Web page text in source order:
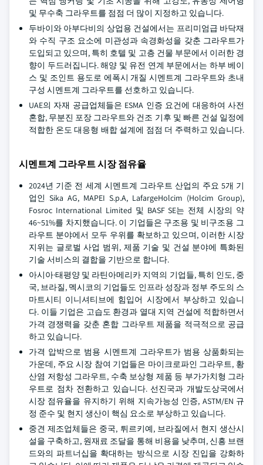
및 무수축 그라우트를 점점 더 많이 지정하고 있습니다.
두바이와 아부다비의 상업용 건설에서는 프리미엄급 바닥재
와 수직 구조 요소에 미관성과 속경화성을 갖춘 그라우트가
도입되고 있으며, 특히 호텔 및 고층 건물 부문에서 이러한 경
향이 두드러집니다. 해양 및 유전 연계 부문에서는 하부 베이
스 및 조인트 용도로 에폭시 개질 시멘트계 그라우트와 초내
구성 시멘트계 그라우트를 선호하고 있습니다.
UAE의 자재 공급업체들은 ESMA 인증 요건에 대응하여 사전
혼합, 무분진 포장 그라우트와 건조 기후 및 빠른 건설 일정에
적합한 온도 대응형 배합 설계에 점점 더 주력하고 있습니다.
시멘트계 그라우트 시장 점유율
2024년 기준 전 세계 시멘트계 그라우트 산업의 주요 5개 기
업인 Sika AG, MAPEI S.p.A, LafargeHolcim (Holcim Group),
Fosroc International Limited 및 BASF SE는 전체 시장의 약
46~51%를 차지했습니다. 이 기업들은 구조용 및 비구조용 그
라우트 분야에서 모두 우위를 확보하고 있으며, 이러한 시장
지위는 글로벌 사업 범위, 제품 기술 및 건설 분야에 특화된
기술 서비스의 결합을 기반으로 합니다.
아시아·태평양 및 라틴아메리카 지역의 기업들, 특히 인도, 중
국, 브라질, 멕시코의 기업들도 인프라 성장과 정부 주도의 스
마트시티 이니셔티브에 힘입어 시장에서 부상하고 있습니
다. 이들 기업은 고습도 환경과 열대 지역 건설에 적합하면서
가격 경쟁력을 갖춘 혼합 그라우트 제품을 적극적으로 공급
하고 있습니다.
가격 압박으로 범용 시멘트계 그라우트가 범용 상품화되는
가운데, 주요 시장 참여 기업들은 마이크로파인 그라우트, 황
산염 저항성 그라우트, 수축 보상형 제품 등 부가가치형 그라
우트로 점차 전환하고 있습니다. 선진국과 개발도상국에서
시장 점유율을 유지하기 위해 지속가능성 인증, ASTM/EN 규
정 준수 및 현지 생산이 핵심 요소로 부상하고 있습니다.
중견 제조업체들은 중국, 튀르키예, 브라질에서 현지 생산시
설을 구축하고, 원재료 조달을 통해 비용을 낮추며, 신흥 브랜
드와의 파트너십을 확대하는 방식으로 시장 진입을 강화하